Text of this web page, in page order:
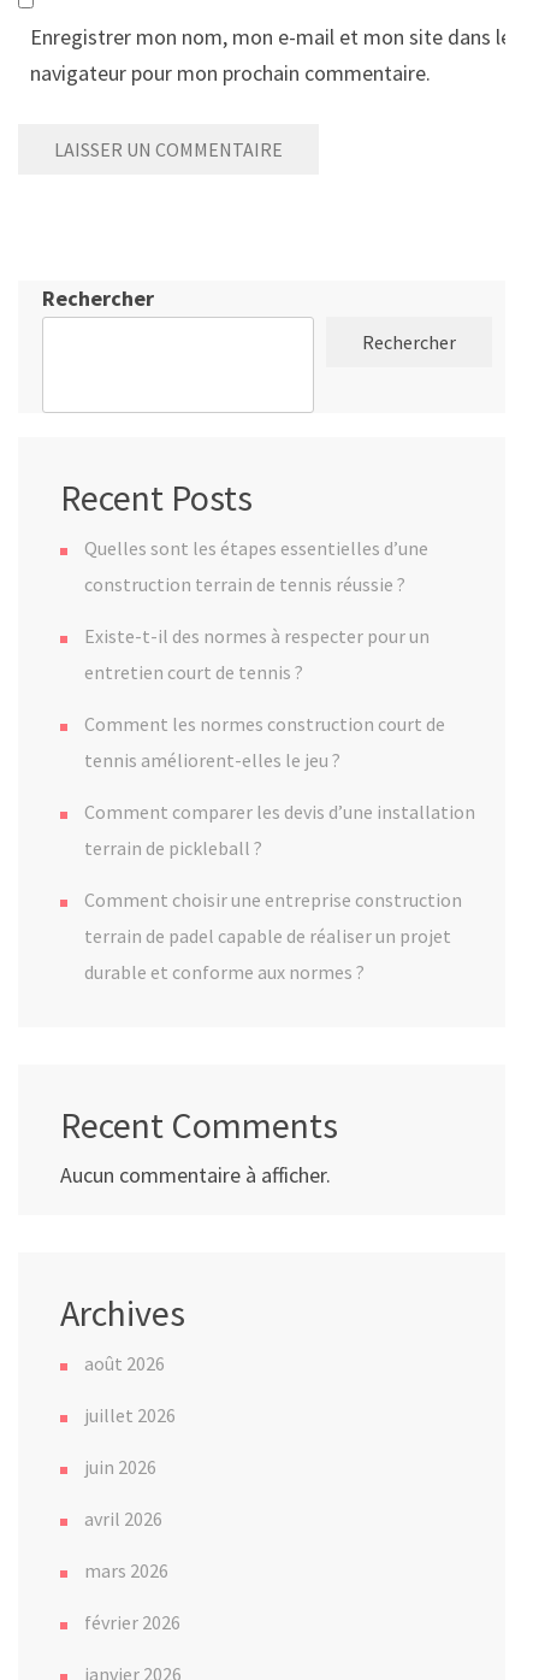
Enregistrer mon nom, mon e-mail et mon site dans le
navigateur pour mon prochain commentaire.
Rechercher
Rechercher
Recent Posts
Quelles sont les étapes essentielles d’une
construction terrain de tennis réussie ?
Existe-t-il des normes à respecter pour un
entretien court de tennis ?
Comment les normes construction court de
tennis améliorent-elles le jeu ?
Comment comparer les devis d’une installation
terrain de pickleball ?
Comment choisir une entreprise construction
terrain de padel capable de réaliser un projet
durable et conforme aux normes ?
Recent Comments
Aucun commentaire à afficher.
Archives
août 2026
juillet 2026
juin 2026
avril 2026
mars 2026
février 2026
janvier 2026